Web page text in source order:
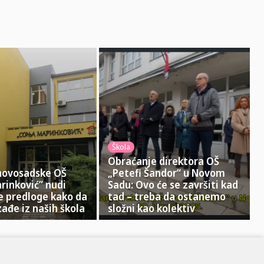
OŠ
nudi
predloge kako da
iz naših škola
Škola
Obraćanje direktora OŠ
„Petefi Šandor“ u Novom
Sadu: Ovo će se završiti kad
tad – treba da ostanemo
složni kao kolektiv